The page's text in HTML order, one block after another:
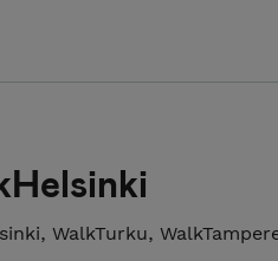
WalkTurku,